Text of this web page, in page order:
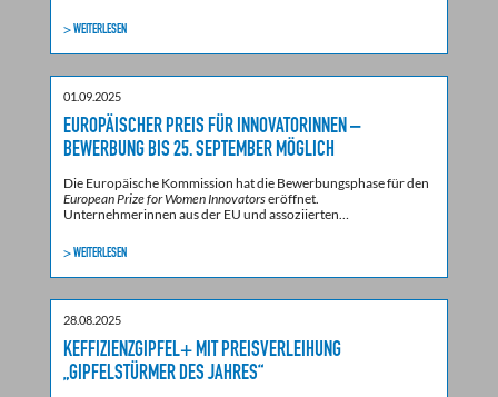
> WEITERLESEN
01.09.2025
EUROPÄISCHER PREIS FÜR INNOVATORINNEN –
BEWERBUNG BIS 25. SEPTEMBER MÖGLICH
Die Europäische Kommission hat die Bewerbungsphase für den
European Prize for Women Innovatorseröffnet.
Unternehmerinnen aus der EU und assoziierten…
> WEITERLESEN
28.08.2025
KEFFIZIENZGIPFEL+ MIT PREISVERLEIHUNG
„GIPFELSTÜRMER DES JAHRES“